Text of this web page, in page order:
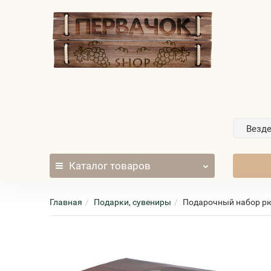
Везде
Каталог товаров
Главная Подарки, сувениры Подарочный набор